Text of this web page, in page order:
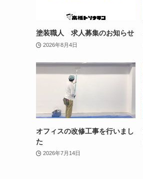
塗装職人 求人募集のお知らせ
2026年8月4日
オフィスの改修工事を行いまし
た
2026年7月14日